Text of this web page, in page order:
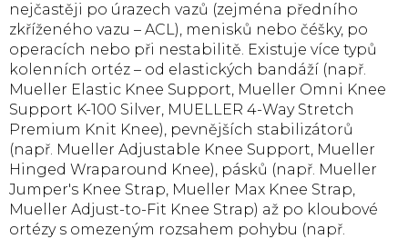
nejčastěji po úrazech vazů (zejména předního
zkříženého vazu – ACL), menisků nebo čéšky, po
operacích nebo při nestabilitě. Existuje více typů
kolenních ortéz – od elastických bandáží (např.
Mueller Elastic Knee Support, Mueller Omni Knee
Support K-100 Silver, MUELLER 4-Way Stretch
Premium Knit Knee), pevnějších stabilizátorů
(např. Mueller Adjustable Knee Support, Mueller
Hinged Wraparound Knee), pásků (např. Mueller
Jumper's Knee Strap, Mueller Max Knee Strap,
Mueller Adjust-to-Fit Knee Strap) až po kloubové
ortézy s omezeným rozsahem pohybu (např.